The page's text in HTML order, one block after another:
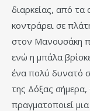
διαρκείας, από τα
κοντράρει σε
στον Μανουσάκη
ενώ η μπάλα
ένα πολύ δυνατό
της Δόξας
πραγματοποιεί